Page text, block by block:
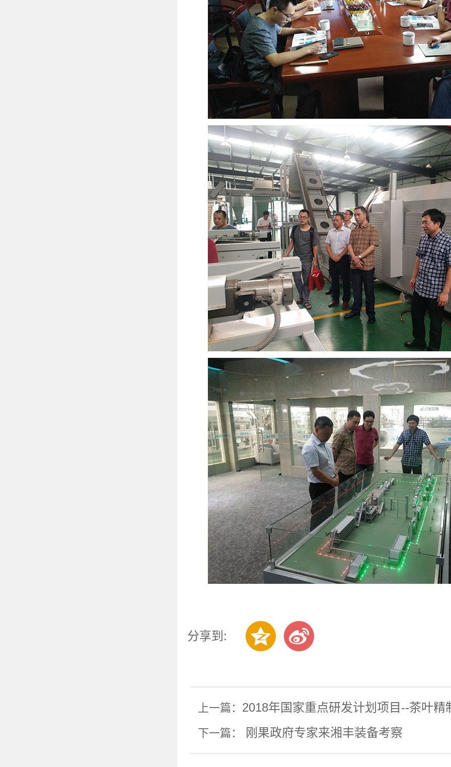
分享到:
上一篇： 2018年国家重点研发计划项目--茶叶精制智能化技术装备研发项目协调及推进会在我公司
下一篇： 刚果政府专家来湘丰装备考察